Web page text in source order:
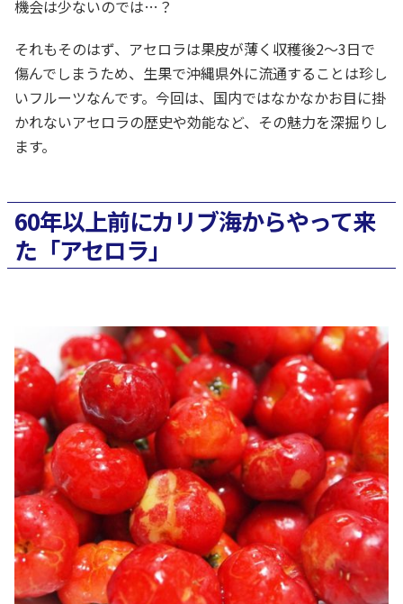
機会は少ないのでは…？
それもそのはず、アセロラは果皮が薄く収穫後2～3日で
傷んでしまうため、生果で沖縄県外に流通することは珍し
いフルーツなんです。今回は、国内ではなかなかお目に掛
かれないアセロラの歴史や効能など、その魅力を深掘りし
ます。
60年以上前にカリブ海からやって来
た「アセロラ」